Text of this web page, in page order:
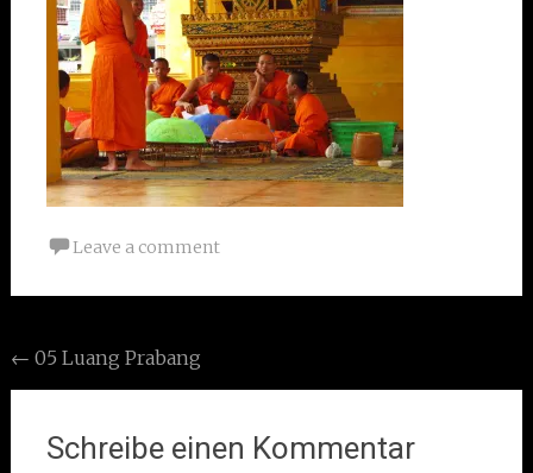
Leave a comment
Post
navigation
← 05 Luang Prabang
Schreibe einen Kommentar